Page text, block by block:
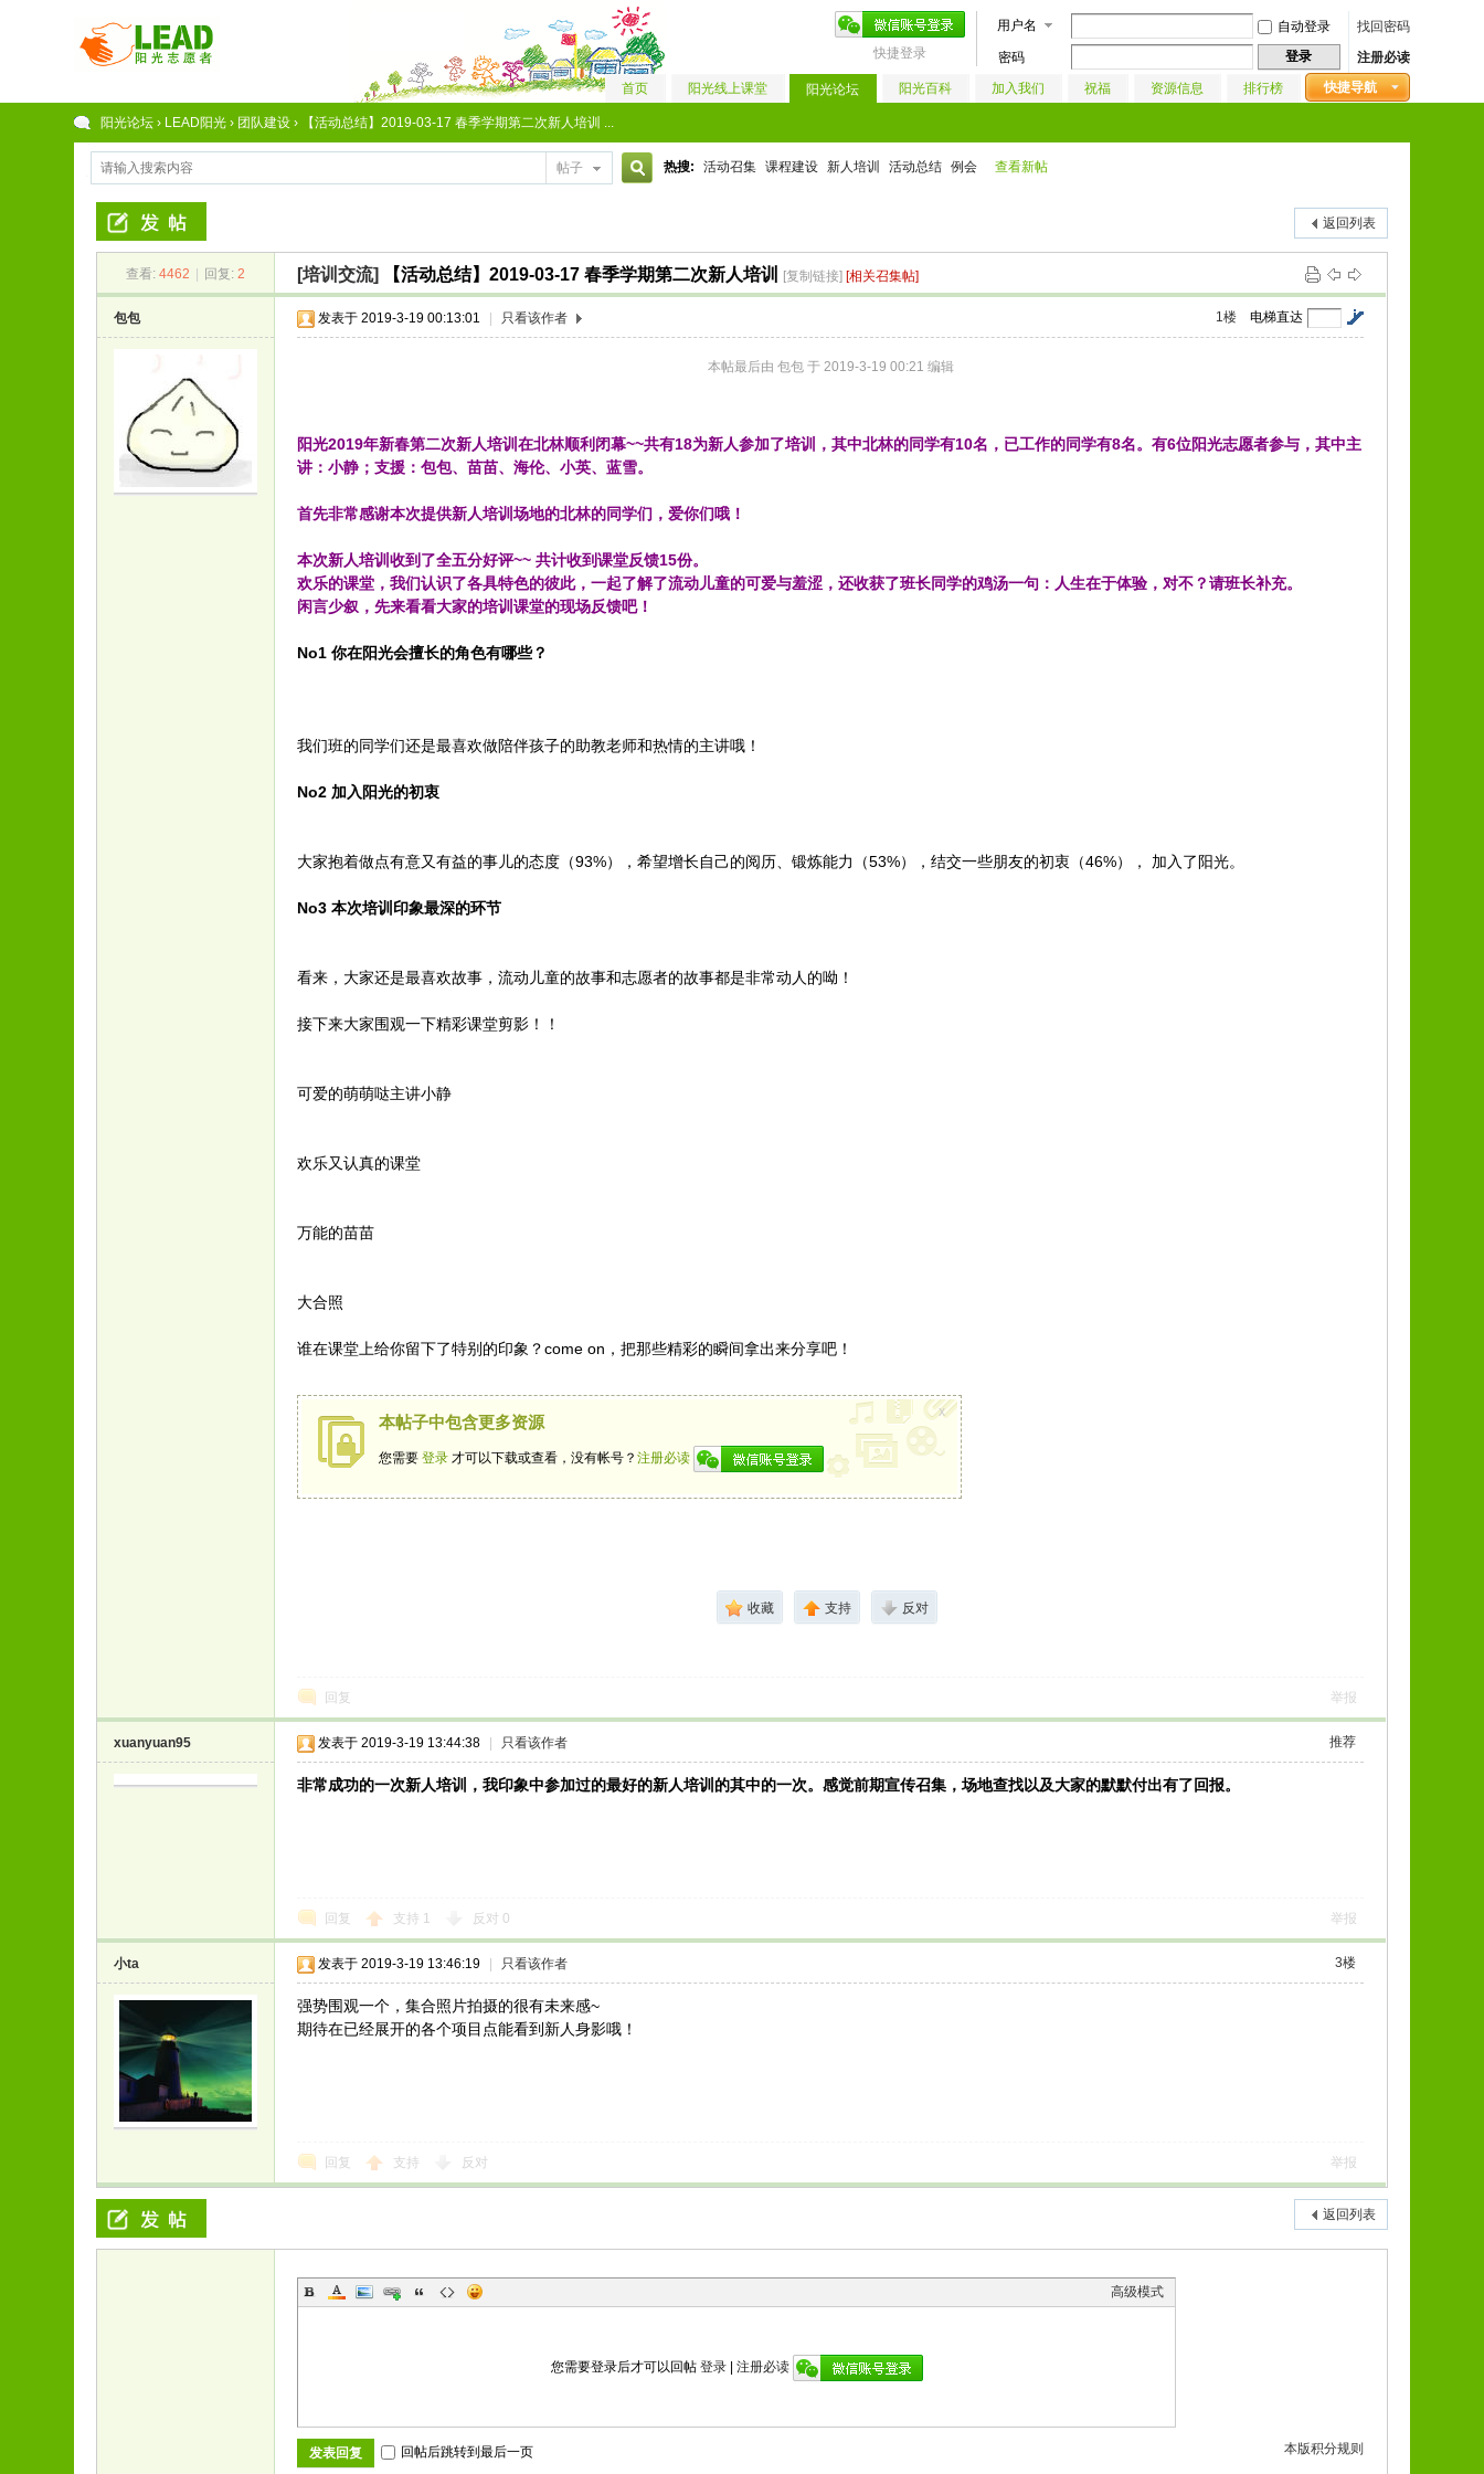
用户名 自动登录
找回密码
密码
登录 注册必读
快捷登录
快捷导航
首页 阳光线上课堂 阳光论坛 阳光百科 加入我们 祝福 资源信息 排行榜
阳光论坛 › LEAD阳光 › 团队建设 › 【活动总结】2019-03-17 春季学期第二次新人培训 ...
帖子
索
热搜: 活动召集 课程建设 新人培训 活动总结 例会 查看新帖
返回列表
查看: 4462 回复: 2 [培训交流] 【活动总结】2019-03-17 春季学期第二次新人培训 [复制链接] [相关召集帖]
包包 电梯直达
1楼
发表于 2019-3-19 00:13:01 只看该作者
本帖最后由 包包 于 2019-3-19 00:21 编辑
阳光2019年新春第二次新人培训在北林顺利闭幕~~共有18为新人参加了培训，其中北林的同学有10名，已工作的同学有8名。有6位阳光志愿者参与，其中主
讲：小静；支援：包包、苗苗、海伦、小英、蓝雪。
首先非常感谢本次提供新人培训场地的北林的同学们，爱你们哦！
本次新人培训收到了全五分好评~~ 共计收到课堂反馈15份。
欢乐的课堂，我们认识了各具特色的彼此，一起了解了流动儿童的可爱与羞涩，还收获了班长同学的鸡汤一句：人生在于体验，对不？请班长补充。
闲言少叙，先来看看大家的培训课堂的现场反馈吧！
No1 你在阳光会擅长的角色有哪些？
我们班的同学们还是最喜欢做陪伴孩子的助教老师和热情的主讲哦！
No2 加入阳光的初衷
大家抱着做点有意又有益的事儿的态度（93%），希望增长自己的阅历、锻炼能力（53%），结交一些朋友的初衷（46%）， 加入了阳光。
No3 本次培训印象最深的环节
看来，大家还是最喜欢故事，流动儿童的故事和志愿者的故事都是非常动人的呦！
接下来大家围观一下精彩课堂剪影！！
可爱的萌萌哒主讲小静
欢乐又认真的课堂
万能的苗苗
大合照
谁在课堂上给你留下了特别的印象？come on，把那些精彩的瞬间拿出来分享吧！
本帖子中包含更多资源
您需要登录 才可以下载或查看，没有帐号？注册必读
x
收藏 支持 反对
回复 举报
xuanyuan95 推荐
发表于 2019-3-19 13:44:38 只看该作者
非常成功的一次新人培训，我印象中参加过的最好的新人培训的其中的一次。感觉前期宣传召集，场地查找以及大家的默默付出有了回报。
回复 支持 1 反对 0 举报
小ta 3楼
发表于 2019-3-19 13:46:19 只看该作者
强势围观一个，集合照片拍摄的很有未来感~
期待在已经展开的各个项目点能看到新人身影哦！
回复 支持 反对 举报
返回列表
高级模式
您需要登录后才可以回帖 登录| 注册必读
本版积分规则
发表回复 回帖后跳转到最后一页